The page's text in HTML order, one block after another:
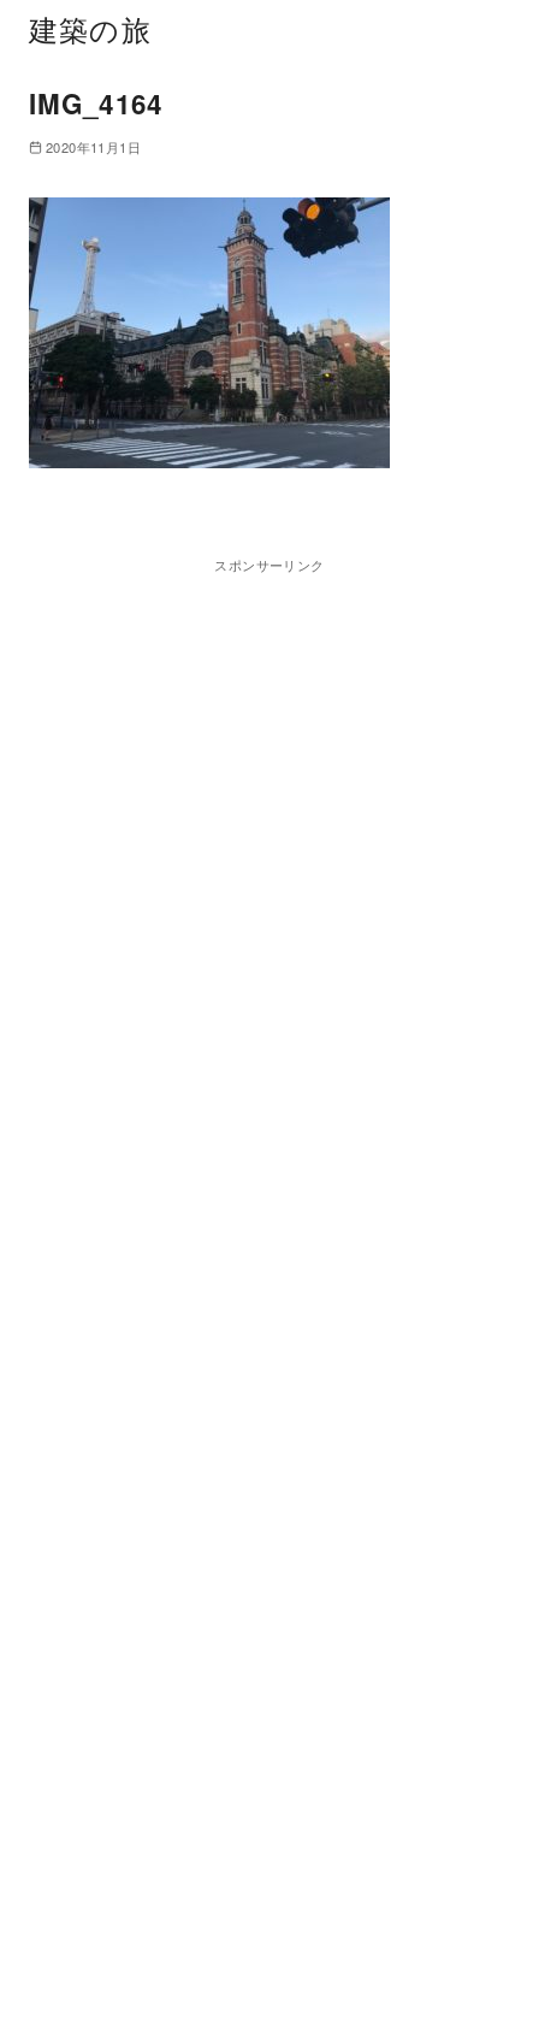
建築の旅
IMG_4164
2020年11月1日
スポンサーリンク